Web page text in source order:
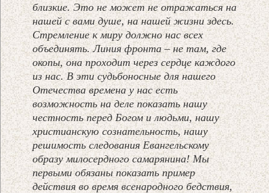
близкие. Это не может не отражаться на
нашей с вами душе, на нашей жизни здесь.
Стремление к миру должно нас всех
объединять. Линия фронта – не там, где
окопы, она проходит через сердце каждого
из нас. В эти судьбоносные для нашего
Отечества времена у нас есть
возможность на деле показать нашу
честность перед Богом и людьми, нашу
христианскую сознательность, нашу
решимость следования Евангельскому
образу милосердного самарянина! Мы
первыми обязаны показать пример
действия во время всенародного бедствия,